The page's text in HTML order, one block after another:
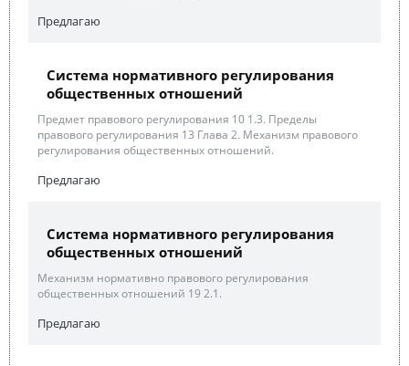
Предлагаю
Система нормативного регулирования
общественных отношений
Предмет правового регулирования 10 1.3. Пределы
правового регулирования 13 Глава 2. Механизм правового
регулирования общественных отношений.
Предлагаю
Система нормативного регулирования
общественных отношений
Механизм нормативно правового регулирования
общественных отношений 19 2.1.
Предлагаю